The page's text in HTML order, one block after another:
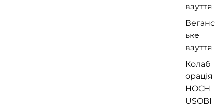
взуття
Веганс
ьке
взуття
Колаб
орація
HOCH
USOBI